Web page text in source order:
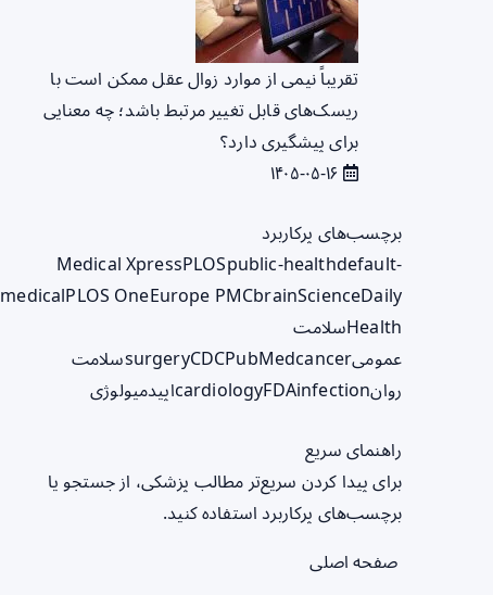
تقریباً نیمی از موارد زوال عقل ممکن است با
ریسک‌های قابل تغییر مرتبط باشد؛ چه معنایی
برای پیشگیری دارد؟
برچسب‌های پرکاربرد
Medical XpressPLOSpublic-healthdefault-
medicalPLOS OneEurope PMCbrainScienceDaily
Healthسلامت
عمومی
surgeryCDCPubMedcancer
سلامت
روان
cardiologyFDAinfection اپیدمیولوژی
راهنمای سریع
برای پیدا کردن سریع‌تر مطالب پزشکی، از جستجو یا
برچسب‌های پرکاربرد استفاده کنید.
صفحه اصلی